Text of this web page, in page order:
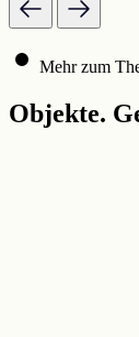
Mehr zum
Objekte.